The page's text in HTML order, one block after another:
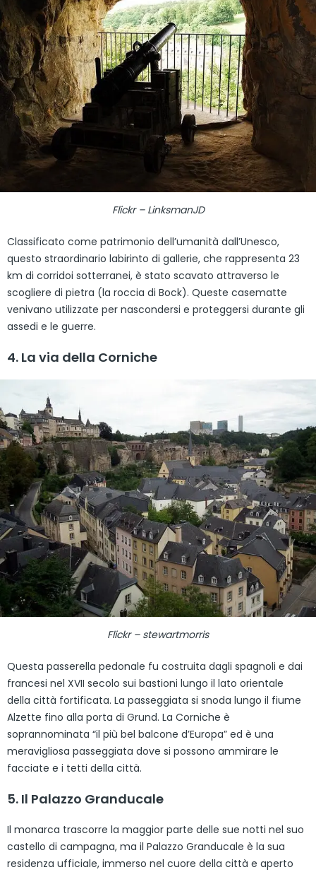
Flickr – LinksmanJD
Classificato come patrimonio dell’umanità dall’Unesco,
questo straordinario labirinto di gallerie, che rappresenta 23
km di corridoi sotterranei, è stato scavato attraverso le
scogliere di pietra (la roccia di Bock). Queste casematte
venivano utilizzate per nascondersi e proteggersi durante gli
assedi e le guerre.
4. La via della Corniche
Flickr – stewartmorris
Questa passerella pedonale fu costruita dagli spagnoli e dai
francesi nel XVII secolo sui bastioni lungo il lato orientale
della città fortificata. La passeggiata si snoda lungo il fiume
Alzette fino alla porta di Grund. La Corniche è
soprannominata “il più bel balcone d’Europa” ed è una
meravigliosa passeggiata dove si possono ammirare le
facciate e i tetti della città.
5. Il Palazzo Granducale
Il monarca trascorre la maggior parte delle sue notti nel suo
castello di campagna, ma il Palazzo Granducale è la sua
residenza ufficiale, immerso nel cuore della città e aperto